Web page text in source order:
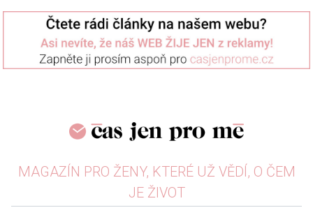
MAGAZÍN PRO ŽENY, KTERÉ UŽ VĚDÍ, O ČEM
JE ŽIVOT